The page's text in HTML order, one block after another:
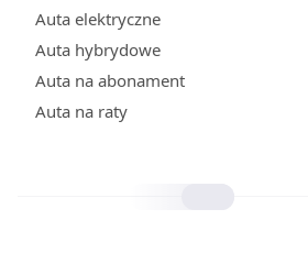
Auta elektryczne
Auta hybrydowe
Auta na abonament
Auta na raty